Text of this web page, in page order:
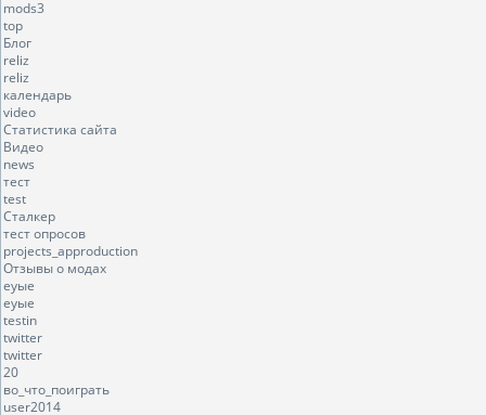
mods3
top
Блог
reliz
reliz
календарь
video
Статистика сайта
Видео
news
тест
test
Сталкер
тест опросов
projects_approduction
Отзывы о модах
еуые
еуые
testin
twitter
twitter
20
во_что_поиграть
user2014